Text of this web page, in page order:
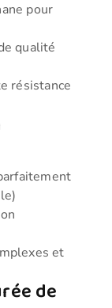
pour
qualité
résistance
et
de